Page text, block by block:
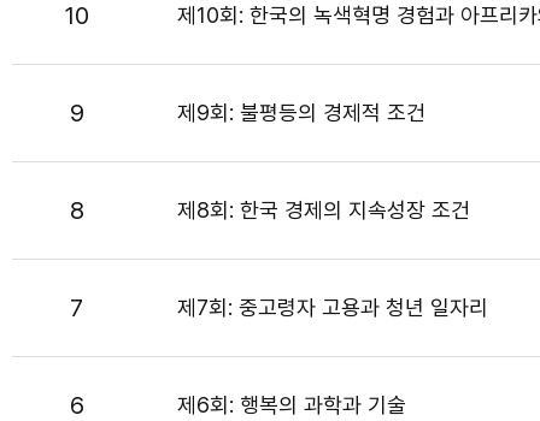
10 제10회: 한국의 녹색혁명 경험과 아프리
9 제9회: 불평등의 경제적 조건
8 제8회: 한국 경제의 지속성장 조건
7 제7회: 중고령자 고용과 청년 일자리
6 제6회: 행복의 과학과 기술